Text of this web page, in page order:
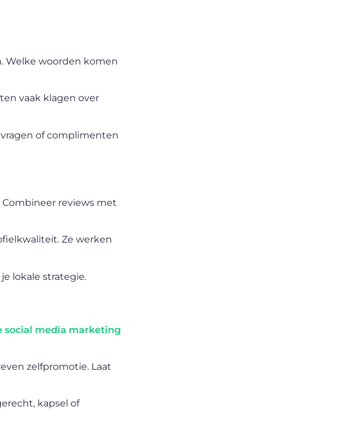
Welke woorden komen
vaak klagen over
of complimenten
reviews met
Ze werken
lokale strategie.
social media marketing
zelfpromotie. Laat
kapsel of